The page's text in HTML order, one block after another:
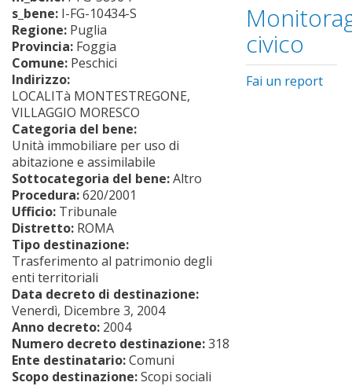
s_bene: I-FG-10434-S
Regione: Puglia
Provincia: Foggia
Comune: Peschici
Indirizzo:
LOCALITà MONTESTREGONE,
VILLAGGIO MORESCO
Categoria del bene:
Unità immobiliare per uso di
abitazione e assimilabile
Sottocategoria del bene:Altro
Procedura:620/2001
Ufficio: Tribunale
Distretto: ROMA
Tipo destinazione:
Trasferimento al patrimonio degli
enti territoriali
Data decreto di destinazione:
Venerdì, Dicembre 3, 2004
Anno decreto: 2004
Numero decreto destinazione:318
Ente destinatario:Comuni
Scopo destinazione:Scopi sociali
civico
Fai un report